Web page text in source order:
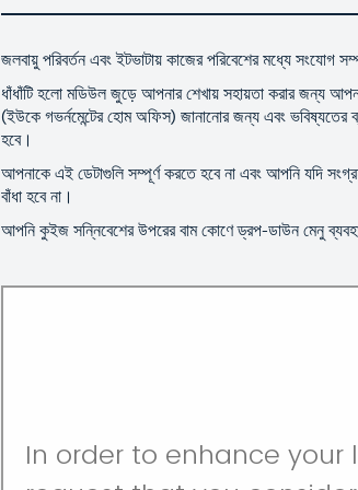
জলবায়ু পরিবর্তন এবং ইটভাটায় কাজের পরিবেশের মধ্যে সংযোগ
ধাঁধাঁটি হলো মডিউল জুড়ে আপনার শেখায় সহায়তা করার জন্য
(ইউকে গভর্নমেন্টের হোম অফিস) জানানোর জন্য এবং ভবিষ্যতের
হবে।
আপনাকে এই ডেটাগুলি সম্পূর্ণ করতে হবে না এবং আপনি যদি
বাঁধা হবে না।
আপনি কুইজ সন্নিবেশের উপরের বাম কোণে ড্রপ-ডাউন মেনু